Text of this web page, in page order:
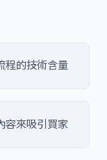
程的技術含量
容來吸引買家